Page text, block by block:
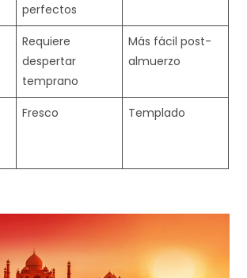
perfectos ​
Requiere
despertar
temprano
Más fácil post-
almuerzo
Fresco Templado ​